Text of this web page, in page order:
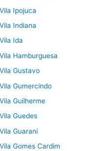
Ipojuca
Indiana
Ida
Hamburguesa
Gustavo
Gumercindo
Guilherme
Guedes
Guarani
Gomes Cardim